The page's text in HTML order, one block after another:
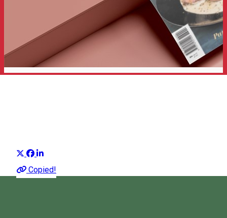
Copied!
Despre numărul din luna aprilie